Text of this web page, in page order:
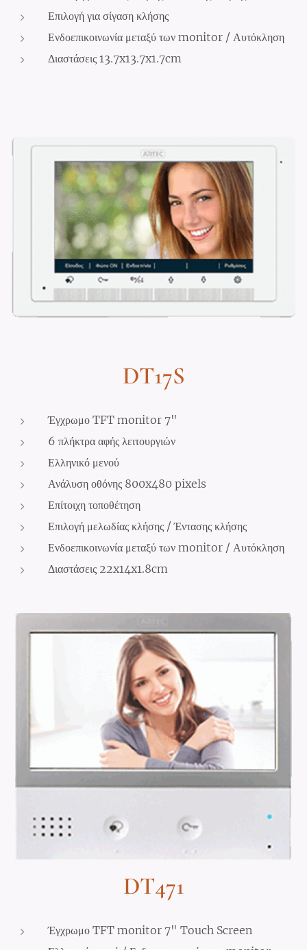
Επιλογή για σίγαση κλήσης
Ενδοεπικοινωνία μεταξύ των monitor / Αυτόκληση
Διαστάσεις 13.7x13.7x1.7cm
DT17S
Έγχρωμο TFT monitor 7"
6 πλήκτρα αφής λειτουργιών
Ελληνικό μενού
Ανάλυση οθόνης 800x480 pixels
Επίτοιχη τοποθέτηση
Επιλογή μελωδίας κλήσης / Έντασης κλήσης
Ενδοεπικοινωνία μεταξύ των monitor / Αυτόκληση
Διαστάσεις 22x14x1.8cm
DT471
Έγχρωμο TFT monitor 7" Touch Screen